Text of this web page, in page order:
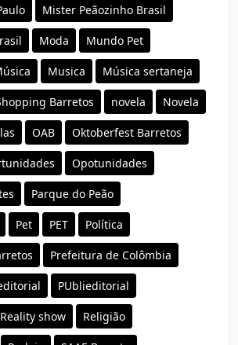
Mister Peãozinho Brasil
Moda Mundo Pet
Musica Música sertaneja
Barretos novela Novela
OAB Oktoberfest Barretos
Opotunidades
Parque do Peão
Pet PET Política
Prefeitura de Colômbia
PUblieditorial
Reality show Religião